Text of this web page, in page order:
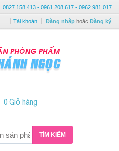
0827 158 413 - 0961 208 617 - 0962 981 017
Tài khoản Đăng nhập hoặc Đăng ký
0 Giỏ hàng
TÌM KIẾM